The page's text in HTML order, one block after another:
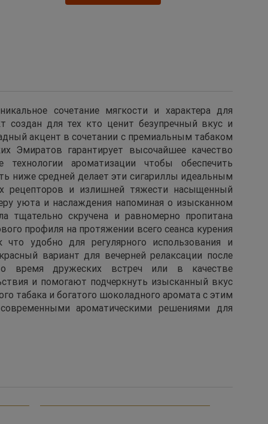
сочетание мягкости и характера для
создан для тех кто ценит безупречный вкус и
акцент в сочетании с премиальным табаком
Эмиратов гарантирует высочайшее качество
ароматизации чтобы обеспечить
ниже средней делает эти сигариллы идеальным
рецепторов и излишней тяжести насыщенный
уюта и наслаждения напоминая о изысканном
тщательно скручена и равномерно пропитана
профиля на протяжении всего сеанса курения
удобно для регулярного использования и
вариант для вечерней релаксации после
время дружеских встреч или в качестве
и помогают подчеркнуть изысканный вкус
табака и богатого шоколадного аромата с этим
ароматическими решениями для